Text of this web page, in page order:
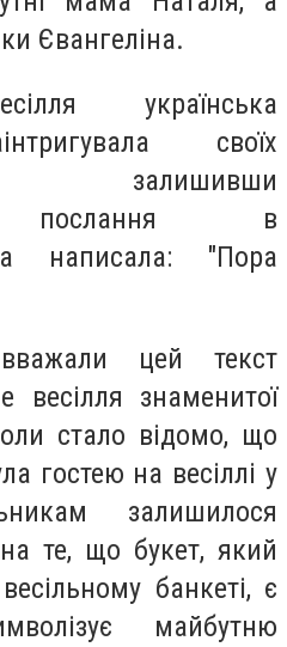
Євангеліна.
українська
своїх
залишивши
послання в
написала: "Пора
цей текст
весілля знаменитої
стало відомо, що
гостею на весіллі у
залишилося
те, що букет, який
банкеті, є
майбутню